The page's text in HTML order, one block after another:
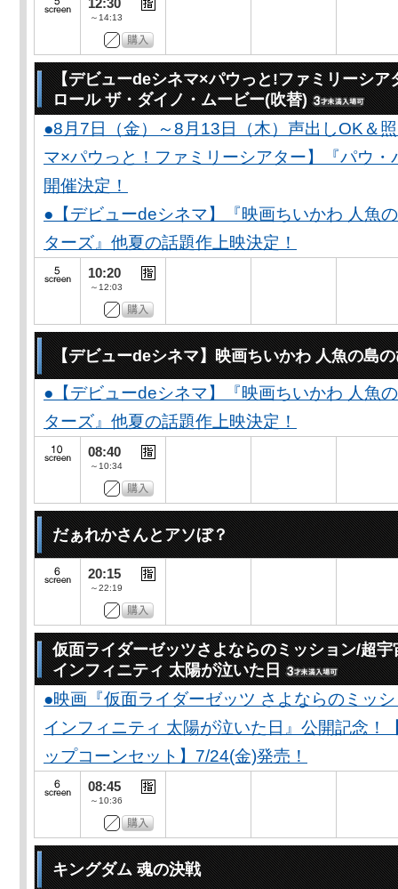
12:30
～14:13
【デビューdeシネマ×パウっと!ファミリーシア
ロール ザ・ダイノ・ムービー(吹替)
●8月7日（金）～8月13日（木）声出しOK＆
マ×パウっと！ファミリーシアター】『パウ
開催決定！
●【デビューdeシネマ】『映画ちいかわ 人魚
ターズ』他夏の話題作上映決定！
10:20
～12:03
【デビューdeシネマ】映画ちいかわ 人魚の島
●【デビューdeシネマ】『映画ちいかわ 人魚
ターズ』他夏の話題作上映決定！
08:40
～10:34
だぁれかさんとアソぼ？
20:15
～22:19
仮面ライダーゼッツさよならのミッション/超
インフィニティ 太陽が泣いた日
●映画『仮面ライダーゼッツ さよならのミッ
インフィニティ 太陽が泣いた日』公開記念！
ップコーンセット】7/24(金)発売！
08:45
～10:36
キングダム 魂の決戦